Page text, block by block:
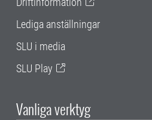
Lediga anställningar
SLU i media
SLU Play
Vanliga verktyg